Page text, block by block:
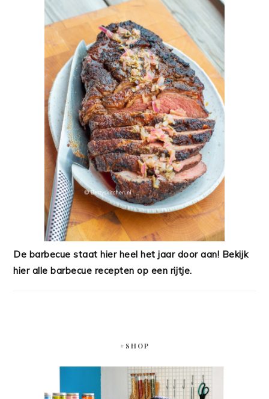
De barbecue staat hier heel het jaar door aan! Bekijk
hier alle barbecue recepten op een rijtje.
#SHOP